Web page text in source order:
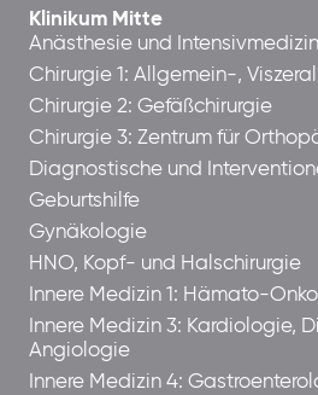
Klinikum Mitte
Anästhesie und Intensivmedizin
Chirurgie 1: Allgemein-,
Chirurgie 2: Gefäßchirurgie
Chirurgie 3: Zentrum für
Diagnostische und
Geburtshilfe
Gynäkologie
HNO, Kopf- und Halschirurgie
Innere Medizin 1: Hämato-
Innere Medizin 3: Kardiologie,
Angiologie
Innere Medizin 4: